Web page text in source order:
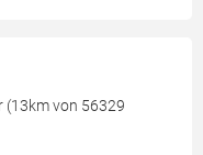
(13km von 56329